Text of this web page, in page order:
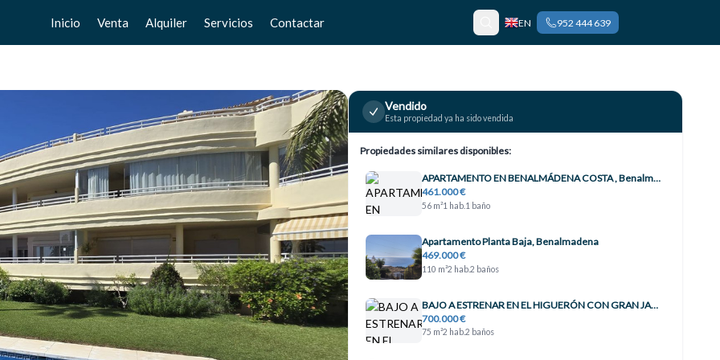
Inicio Venta
Chalets
Estudios
Locales
Negocios
Terrenos
Alquiler
Chalets
Adosados
Estudios
Locales
Negocios
Terrenos
Servicios
Valoración gratuita
Home Staging
Contactar EN 952 444 639
Vendido
Esta propiedad ya ha sido vendida
Propiedades similares disponibles:
APARTAMENTO EN BENALMÁDENA COSTA , Benalmádena
461.000 €
56 m²1 hab. 1 baño
Apartamento Planta Baja, Benalmadena
469.000 €
110 m²2 hab.2 baños
BAJO A ESTRENAR EN EL HIGUERÓN CON GRAN JARDÍN , Benalmádena
700.000 €
75 m²2 hab.2 baños